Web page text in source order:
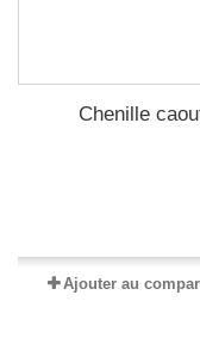
Chenille
Ajouter au